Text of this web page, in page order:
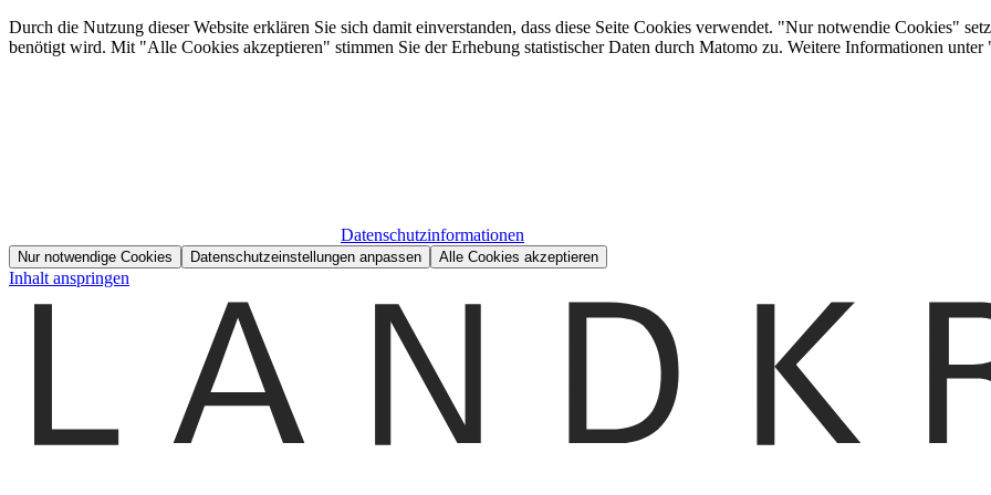
Durch die Nutzung dieser Website erklären Sie sich damit einverstanden, dass diese Seite Cookies verwendet. "Nur notwendie Cookies"
benötigt wird. Mit "Alle Cookies akzeptieren" stimmen Sie der Erhebung statistischer Daten durch Matomo zu. Weitere Informationen
Datenschutzinformationen
Nur notwendige Cookies Datenschutzeinstellungen anpassen Alle Cookies akzeptieren
Inhalt anspringen